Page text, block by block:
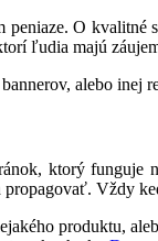
O
ľudia majú
alebo
ktorý funguje
Vždy
produktu,